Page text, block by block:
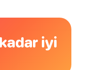
iyi